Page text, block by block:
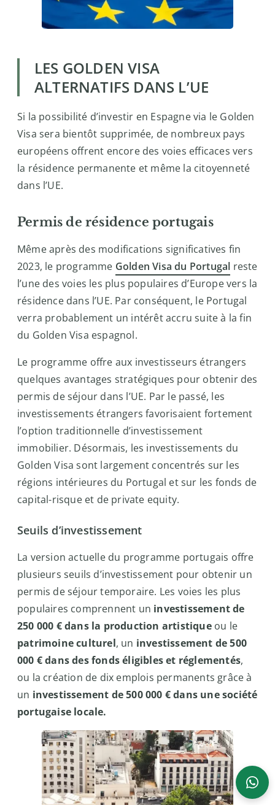
LES GOLDEN VISA
ALTERNATIFS DANS L’UE
Si la possibilité d’investir en Espagne via le Golden
Visa sera bientôt supprimée, de nombreux pays
européens offrent encore des voies efficaces vers
la résidence permanente et même la citoyenneté
dans l’UE.
Permis de résidence portugais
Même après des modifications significatives fin
2023, le programme Golden Visa du Portugal reste
l’une des voies les plus populaires d’Europe vers la
résidence dans l’UE. Par conséquent, le Portugal
verra probablement un intérêt accru suite à la fin
du Golden Visa espagnol.
Le programme offre aux investisseurs étrangers
quelques avantages stratégiques pour obtenir des
permis de séjour dans l’UE. Par le passé, les
investissements étrangers favorisaient fortement
l’option traditionnelle d’investissement
immobilier. Désormais, les investissements du
Golden Visa sont largement concentrés sur les
régions intérieures du Portugal et sur les fonds de
capital-risque et de private equity.
Seuils d’investissement
La version actuelle du programme portugais offre
plusieurs seuils d’investissement pour obtenir un
permis de séjour temporaire. Les voies les plus
populaires comprennent un investissement de
250 000 € dans la production artistiqueou le
patrimoine culturel, un investissement de 500
000 € dans des fonds éligibles et réglementés,
ou la création de dix emplois permanents grâce à
un investissement de 500 000 € dans une société
portugaise locale.
Conseiller HLG